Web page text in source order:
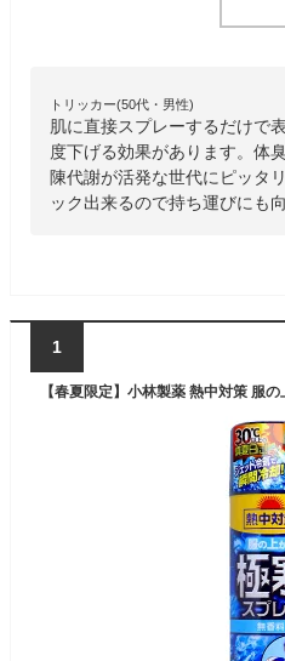
トリッカー(50代・男性)
肌に直接スプレーするだけで
度下げる効果があります。体
陳代謝が活発な世代にピッタ
ック出来るので持ち運びにも
1